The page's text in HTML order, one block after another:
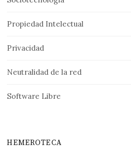
Propiedad Intelectual
Privacidad
Neutralidad de la red
Software Libre
HEMEROTECA